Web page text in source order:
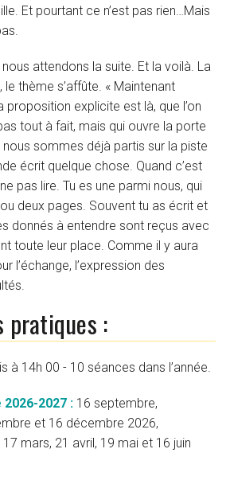
Et pourtant ce n’est pas rien…Mais
attendons la suite. Et la voilà. La
thème s’affûte. « Maintenant
proposition explicite est là, que l’on
tout à fait, mais qui ouvre la porte
nous sommes déjà partis sur la piste
écrit quelque chose. Quand c’est
pas lire. Tu es une parmi nous, qui
deux pages. Souvent tu as écrit et
donnés à entendre sont reçus avec
toute leur place. Comme il y aura
l’échange, l’expression des
pratiques :
à 14h 00 - 10 séances dans l’année.
2026-2027 : 16 septembre,
et 16 décembre 2026,
mars, 21 avril, 19 mai et 16 juin